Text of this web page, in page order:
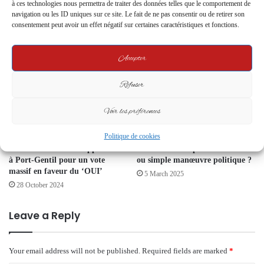
à ces technologies nous permettra de traiter des données telles que le comportement de
navigation ou les ID uniques sur ce site. Le fait de ne pas consentir ou de retirer son
consentement peut avoir un effet négatif sur certaines caractéristiques et fonctions.
Accepter
Refuser
Voir les préférences
Politique de cookies
Face à France 24, Oligui
Nguema assume son bilan et fixe
le cap de son mandat
Libreville : Clôture en fanfare de
la campagne pour le « Oui » au
référendum constitutionnel
Référendum au Gabon : Barro
à Port-Gentil pour un vote
massif en faveur du ‘OUI’
28 October 2024
Présidentielle 2025 : Bilie-By-Nze
ou simple manœuvre politique ?
5 March 2025
Leave a Reply
Your email address will not be published. Required fields are marked *